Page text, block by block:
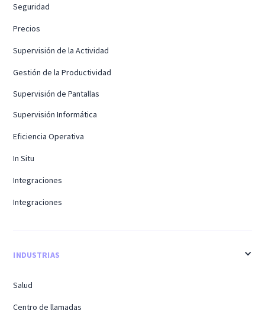
Seguridad
Precios
Supervisión de la Actividad
Gestión de la Productividad
Supervisión de Pantallas
Supervisión Informática
Eficiencia Operativa
In Situ
Integraciones
Integraciones
INDUSTRIAS
Salud
Centro de llamadas